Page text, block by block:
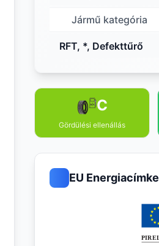
Jármű kategória
RFT, *, Defekttűrő
C
Gördülési ellenállás
EU Energiacímke